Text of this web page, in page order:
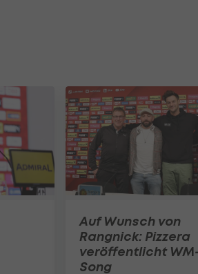
Auf Wunsch von
Rangnick: Pizzera
veröffentlicht
Song